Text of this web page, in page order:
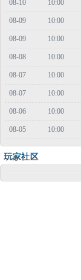
08-10 10:00
08-09 10:00
08-09 10:00
08-08 10:00
08-07 10:00
08-07 10:00
08-06 10:00
08-05 10:00